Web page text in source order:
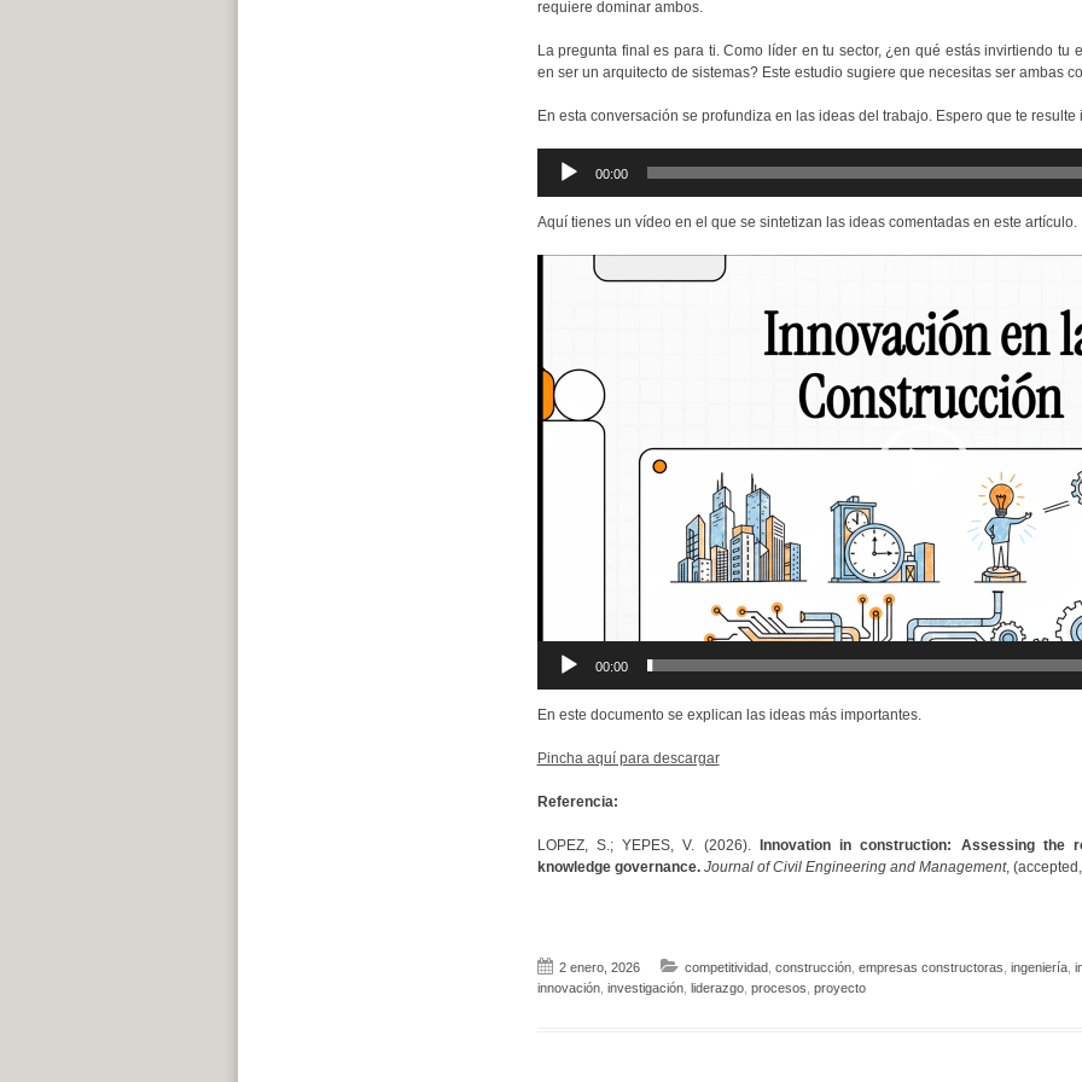
requiere dominar ambos.
La pregunta final es para ti. Como líder en tu sector, ¿en qué estás invirtiendo tu
en ser un arquitecto de sistemas? Este estudio sugiere que necesitas ser ambas
En esta conversación se profundiza en las ideas del trabajo. Espero que te resulte
audio
00:00
Aquí tienes un vídeo en el que se sintetizan las ideas comentadas en este artículo.
00:00
En este documento se explican las ideas más importantes.
Pincha aquí para descargar
Referencia:
LOPEZ, S.; YEPES, V. (2026). Innovation in construction: Assessing the
knowledge governance. Journal of Civil Engineering and Management,
2 enero, 2026 competitividad, construcción, empresas constructoras ingeniería,
innovación, investigación, liderazgo, procesos proyecto